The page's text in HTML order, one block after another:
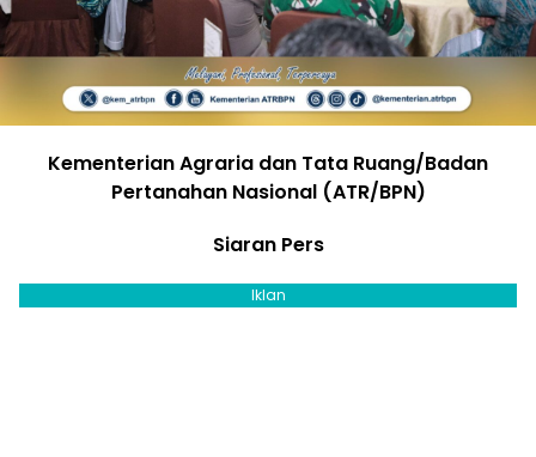
Kementerian Agraria dan Tata Ruang/Badan
Pertanahan Nasional (ATR/BPN)
Siaran Pers
Iklan